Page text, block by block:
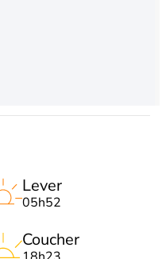
Lever
05h52
Coucher